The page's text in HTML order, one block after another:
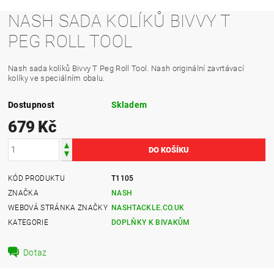
NASH SADA KOLÍKŮ BIVVY T
PEG ROLL TOOL
Nash sada kolíků Bivvy T Peg Roll Tool. Nash originální zavrtávací
kolíky ve speciálním obalu.
Dostupnost Skladem
679 Kč
KÓD PRODUKTU
T1105
ZNAČKA
NASH
WEBOVÁ STRÁNKA ZNAČKY NASHTACKLE.CO.UK
KATEGORIE
DOPLŇKY K BIVAKŮM
Dotaz